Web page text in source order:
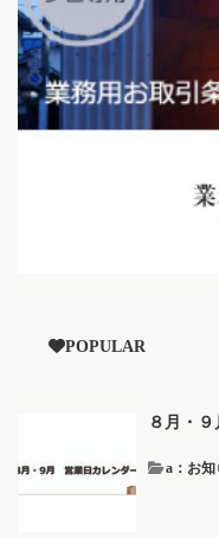
POPULAR
８月・
a：お知